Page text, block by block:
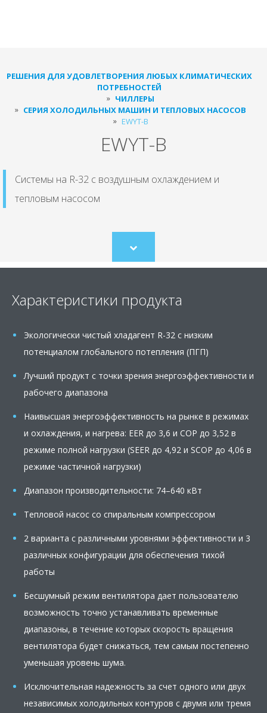
РЕШЕНИЯ ДЛЯ УДОВЛЕТВОРЕНИЯ ЛЮБЫХ КЛИМАТИЧЕСКИХ
ПОТРЕБНОСТЕЙ
ЧИЛЛЕРЫ
СЕРИЯ ХОЛОДИЛЬНЫХ МАШИН И ТЕПЛОВЫХ НАСОСОВ
EWYT-B
EWYT-B
Системы на R-32 с воздушным охлаждением и
тепловым насосом
Scroll
to
Характеристики продукта
Экологически чистый хладагент R-32 с низким
потенциалом глобального потепления (ПГП)
Лучший продукт с точки зрения энергоэффективности и
рабочего диапазона
Наивысшая энергоэффективность на рынке в режимах
и охлаждения, и нагрева: EER до 3,6 и COP до 3,52 в
режиме полной нагрузки (SEER до 4,92 и SCOP до 4,06 в
режиме частичной нагрузки)
Диапазон производительности: 74–640 кВт
Тепловой насос со спиральным компрессором
2 варианта с различными уровнями эффективности и 3
различных конфигурации для обеспечения тихой
работы
Бесшумный режим вентилятора дает пользователю
возможность точно устанавливать временные
диапазоны, в течение которых скорость вращения
вентилятора будет снижаться, тем самым постепенно
уменьшая уровень шума.
Исключительная надежность за счет одного или двух
независимых холодильных контуров с двумя или тремя